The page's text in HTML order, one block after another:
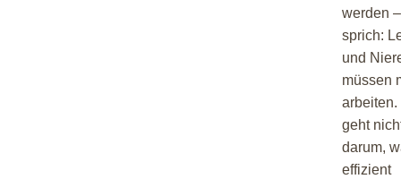
werden –
sprich:
und
müssen
arbeiten.
geht
darum,
effizient